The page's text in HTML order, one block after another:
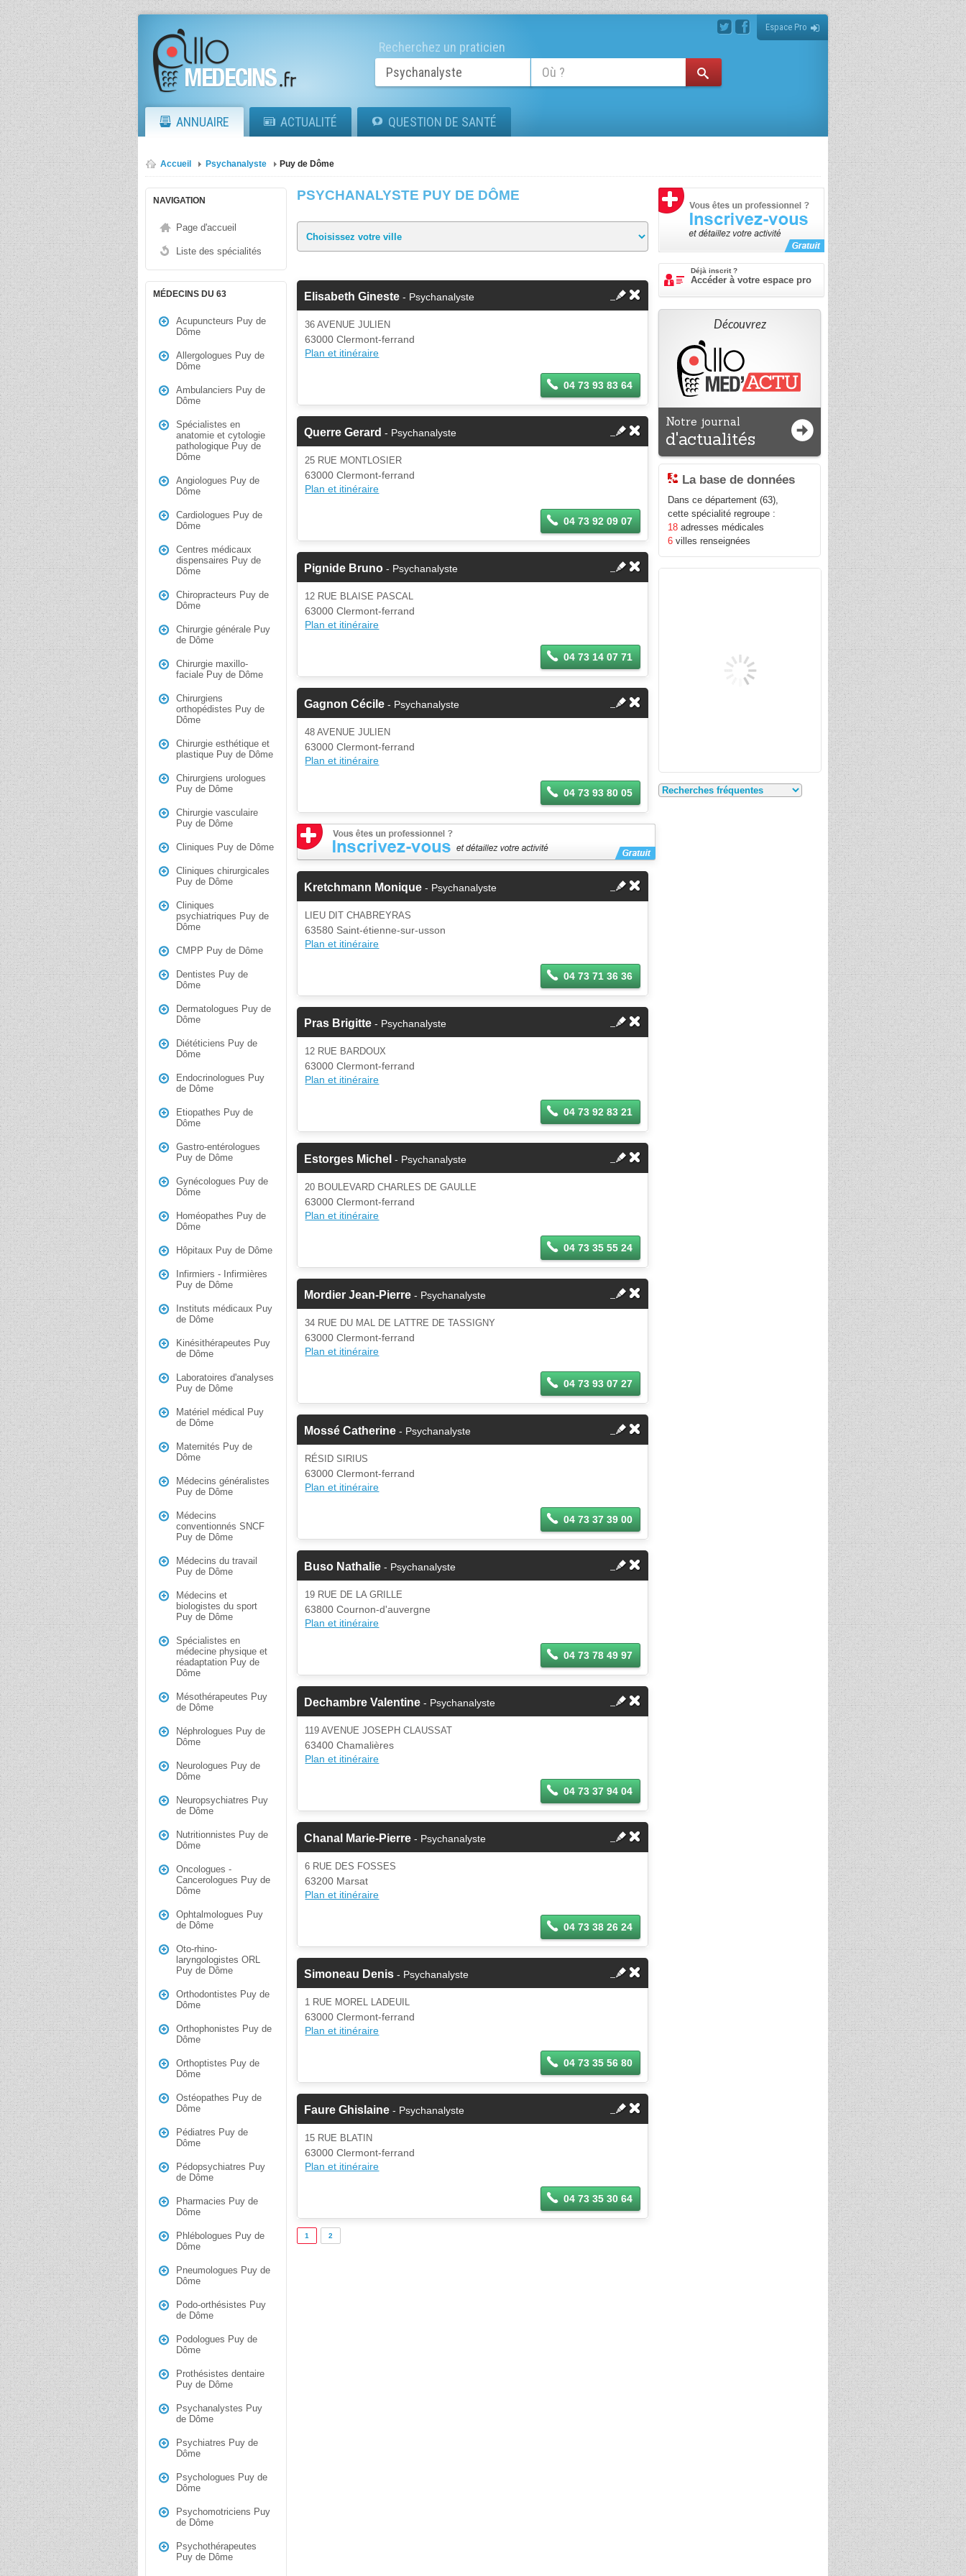
Espace Pro
Recherchez un praticien
ANNUAIRE ACTUALITÉ QUESTION DE SANTÉ
Accueil Psychanalyste Puy de Dôme
NAVIGATION
Page d'accueil
Liste des spécialités
MÉDECINS DU 63
Acupuncteurs Puy de
Dôme
Allergologues Puy de
Dôme
Ambulanciers Puy de
Dôme
Spécialistes en
anatomie et cytologie
pathologique Puy de
Dôme
Angiologues Puy de
Dôme
Cardiologues Puy de
Dôme
Centres médicaux
dispensaires Puy de
Dôme
Chiropracteurs Puy de
Dôme
Chirurgie générale Puy
de Dôme
Chirurgie maxillo-
faciale Puy de Dôme
Chirurgiens
orthopédistes Puy de
Dôme
Chirurgie esthétique et
plastique Puy de Dôme
Chirurgiens urologues
Puy de Dôme
Chirurgie vasculaire
Puy de Dôme
Cliniques Puy de Dôme
Cliniques chirurgicales
Puy de Dôme
Cliniques
psychiatriques Puy de
Dôme
CMPP Puy de Dôme
Dentistes Puy de
Dôme
Dermatologues Puy de
Dôme
Diététiciens Puy de
Dôme
Endocrinologues Puy
de Dôme
Etiopathes Puy de
Dôme
Gastro-entérologues
Puy de Dôme
Gynécologues Puy de
Dôme
Homéopathes Puy de
Dôme
Hôpitaux Puy de Dôme
Infirmiers - Infirmières
Puy de Dôme
Instituts médicaux Puy
de Dôme
Kinésithérapeutes Puy
de Dôme
Laboratoires d'analyses
Puy de Dôme
Matériel médical Puy
de Dôme
Maternités Puy de
Dôme
Médecins généralistes
Puy de Dôme
Médecins
conventionnés SNCF
Puy de Dôme
Médecins du travail
Puy de Dôme
Médecins et
biologistes du sport
Puy de Dôme
Spécialistes en
médecine physique et
réadaptation Puy de
Dôme
Mésothérapeutes Puy
de Dôme
Néphrologues Puy de
Dôme
Neurologues Puy de
Dôme
Neuropsychiatres Puy
de Dôme
Nutritionnistes Puy de
Dôme
Oncologues -
Cancerologues Puy de
Dôme
Ophtalmologues Puy
de Dôme
Oto-rhino-
laryngologistes ORL
Puy de Dôme
Orthodontistes Puy de
Dôme
Orthophonistes Puy de
Dôme
Orthoptistes Puy de
Dôme
Ostéopathes Puy de
Dôme
Pédiatres Puy de
Dôme
Pédopsychiatres Puy
de Dôme
Pharmacies Puy de
Dôme
Phlébologues Puy de
Dôme
Pneumologues Puy de
Dôme
Podo-orthésistes Puy
de Dôme
Podologues Puy de
Dôme
Prothésistes dentaire
Puy de Dôme
Psychanalystes Puy
de Dôme
Psychiatres Puy de
Dôme
Psychologues Puy de
Dôme
Psychomotriciens Puy
de Dôme
Psychothérapeutes
Puy de Dôme
PSYCHANALYSTE PUY DE DÔME
Elisabeth Gineste - Psychanalyste
36 AVENUE JULIEN
63000 Clermont-ferrand
Plan et itinéraire
04 73 93 83 64
Querre Gerard - Psychanalyste
25 RUE MONTLOSIER
63000 Clermont-ferrand
Plan et itinéraire
04 73 92 09 07
Pignide Bruno - Psychanalyste
12 RUE BLAISE PASCAL
63000 Clermont-ferrand
Plan et itinéraire
04 73 14 07 71
Gagnon Cécile - Psychanalyste
48 AVENUE JULIEN
63000 Clermont-ferrand
Plan et itinéraire
04 73 93 80 05
Kretchmann Monique - Psychanalyste
LIEU DIT CHABREYRAS
63580 Saint-étienne-sur-usson
Plan et itinéraire
04 73 71 36 36
Pras Brigitte - Psychanalyste
12 RUE BARDOUX
63000 Clermont-ferrand
Plan et itinéraire
04 73 92 83 21
Estorges Michel - Psychanalyste
20 BOULEVARD CHARLES DE GAULLE
63000 Clermont-ferrand
Plan et itinéraire
04 73 35 55 24
Mordier Jean-Pierre - Psychanalyste
34 RUE DU MAL DE LATTRE DE TASSIGNY
63000 Clermont-ferrand
Plan et itinéraire
04 73 93 07 27
Mossé Catherine - Psychanalyste
RÉSID SIRIUS
63000 Clermont-ferrand
Plan et itinéraire
04 73 37 39 00
Buso Nathalie - Psychanalyste
19 RUE DE LA GRILLE
63800 Cournon-d'auvergne
Plan et itinéraire
04 73 78 49 97
Dechambre Valentine - Psychanalyste
119 AVENUE JOSEPH CLAUSSAT
63400 Chamalières
Plan et itinéraire
04 73 37 94 04
Chanal Marie-Pierre - Psychanalyste
6 RUE DES FOSSES
63200 Marsat
Plan et itinéraire
04 73 38 26 24
Simoneau Denis - Psychanalyste
1 RUE MOREL LADEUIL
63000 Clermont-ferrand
Plan et itinéraire
04 73 35 56 80
Faure Ghislaine - Psychanalyste
15 RUE BLATIN
63000 Clermont-ferrand
Plan et itinéraire
04 73 35 30 64
1 2
Déjà inscrit ?
Accéder à votre espace pro
Découvrez
Notre journal
d'actualités
La base de données
Dans ce département (63),
cette spécialité regroupe :
18 adresses médicales
6 villes renseignées